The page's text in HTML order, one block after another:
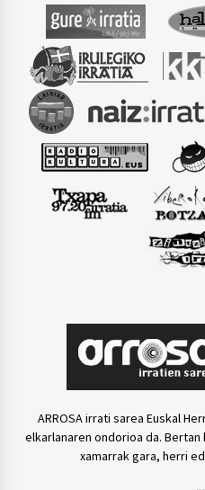
ARROSA irrati sarea Euskal
elkarlanaren ondorioa da.
xamarrak gara, herri